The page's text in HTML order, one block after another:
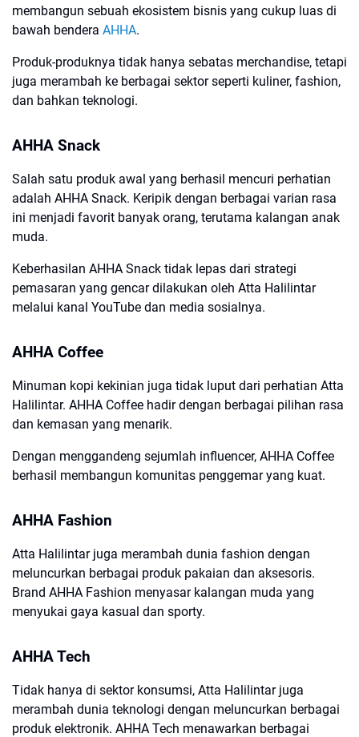
membangun sebuah ekosistem bisnis yang cukup luas di
bawah bendera AHHA.
Produk-produknya tidak hanya sebatas merchandise, tetapi
juga merambah ke berbagai sektor seperti kuliner, fashion,
dan bahkan teknologi.
AHHA Snack
Salah satu produk awal yang berhasil mencuri perhatian
adalah AHHA Snack. Keripik dengan berbagai varian rasa
ini menjadi favorit banyak orang, terutama kalangan anak
muda.
Keberhasilan AHHA Snack tidak lepas dari strategi
pemasaran yang gencar dilakukan oleh Atta Halilintar
melalui kanal YouTube dan media sosialnya.
AHHA Coffee
Minuman kopi kekinian juga tidak luput dari perhatian Atta
Halilintar. AHHA Coffee hadir dengan berbagai pilihan rasa
dan kemasan yang menarik.
Dengan menggandeng sejumlah influencer, AHHA Coffee
berhasil membangun komunitas penggemar yang kuat.
AHHA Fashion
Atta Halilintar juga merambah dunia fashion dengan
meluncurkan berbagai produk pakaian dan aksesoris.
Brand AHHA Fashion menyasar kalangan muda yang
menyukai gaya kasual dan sporty.
AHHA Tech
Tidak hanya di sektor konsumsi, Atta Halilintar juga
merambah dunia teknologi dengan meluncurkan berbagai
produk elektronik. AHHA Tech menawarkan berbagai